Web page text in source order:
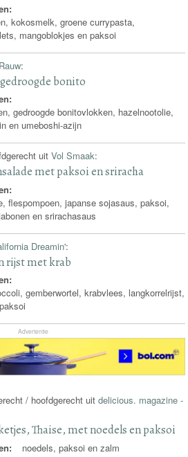
kokosmelk, groene currypasta,
mangoblokjes en paksoi
Rauw:
bonito
gedroogde bonitovlokken, hazelnootolie,
en umeboshi-azijn
uitVol Smaak:
met paksoi en sriracha
flespompoen, japanse sojasaus, paksoi,
en srirachasaus
Dreamin':
rijst met krab
gemberwortel, krabvlees, langkorrelrijst,
Advertentie
/ hoofdgerecht uitdelicious. magazine -
Thaise, met noedels en paksoi
noedels, paksoi en zalm